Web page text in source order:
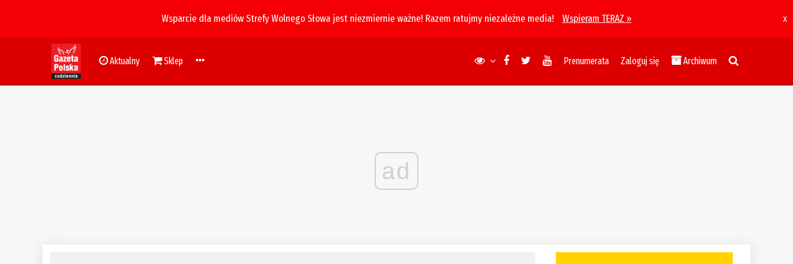
Wsparcie dla mediów Strefy Wolnego Słowa jest niezmiernie ważne! Razem ratujmy niezależne media! Wspieram TERAZ » x
Aktualny Sklep Prenumerata Zaloguj się Archiwum
ad